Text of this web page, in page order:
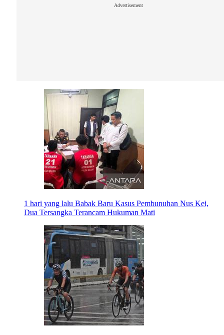
Advertisement
1 hari yang lalu Babak Baru Kasus Pembunuhan Nus Kei,
Dua Tersangka Terancam Hukuman Mati